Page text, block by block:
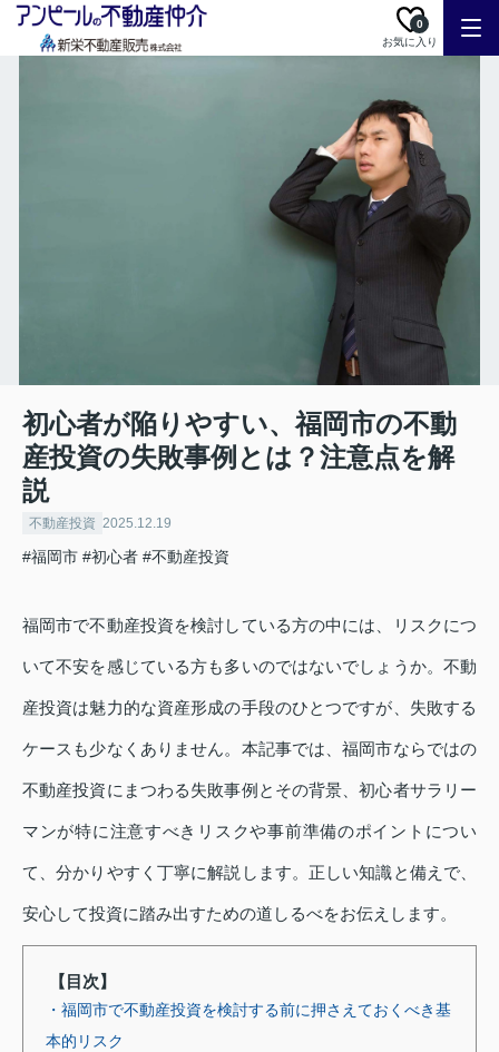
お気に入り
0
初心者が陥りやすい、福岡市の不動
産投資の失敗事例とは？注意点を解
説
不動産投資 2025.12.19
#福岡市 #初心者 #不動産投資
福岡市で不動産投資を検討している方の中には、リスクにつ
いて不安を感じている方も多いのではないでしょうか。不動
産投資は魅力的な資産形成の手段のひとつですが、失敗する
ケースも少なくありません。本記事では、福岡市ならではの
不動産投資にまつわる失敗事例とその背景、初心者サラリー
マンが特に注意すべきリスクや事前準備のポイントについ
て、分かりやすく丁寧に解説します。正しい知識と備えで、
安心して投資に踏み出すための道しるべをお伝えします。
【目次】
・福岡市で不動産投資を検討する前に押さえておくべき基
本的リスク